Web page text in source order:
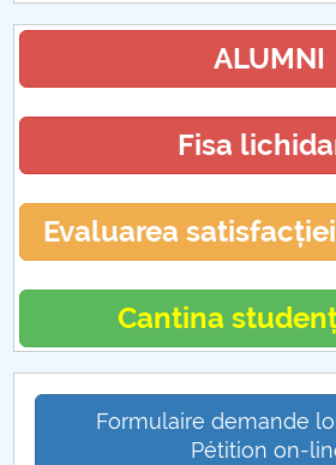
ALUMNI
Fisa
Evaluarea
Cantina
Formulaire demande
Pétition on-